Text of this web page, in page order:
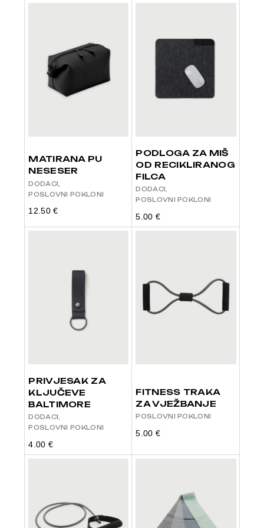
MATIRANA PU
NESESER
DODACI
POSLOVNI POKLONI
12.50€
PODLOGA ZA MIŠ
OD RECIKLIRANOG
FILCA
DODACI
POSLOVNI POKLONI
5.00 €
PRIVJESAK ZA
KLJUČEVE
BALTIMORE
DODACI
POSLOVNI POKLONI
4.00 €
FITNESS TRAKA
ZA VJEŽBANJE
POSLOVNI POKLONI
5.00 €